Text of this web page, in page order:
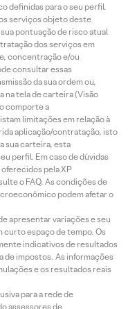
definidas para o seu perfil.
serviços objeto deste
pontuação de risco atual
dos serviços em
concentração e/ou
consultar essas
da sua ordem ou,
na tela de carteira (Visão
comporte a
limitações em relação à
aplicação/contratação, isto
sua carteira, esta
perfil. Em caso de dúvidas
pela XP
o FAQ. As condições de
podem afetar o
apresentar variações e seu
curto espaço de tempo. Os
indicativos de resultados
de impostos. As informações
e os resultados reais
para a rede de
assessores de